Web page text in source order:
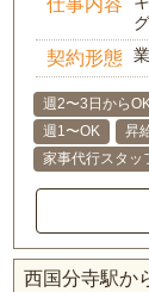
契約形態
週2〜3日から
週1〜OK
昇
家事代行スタッ
西国分寺駅か